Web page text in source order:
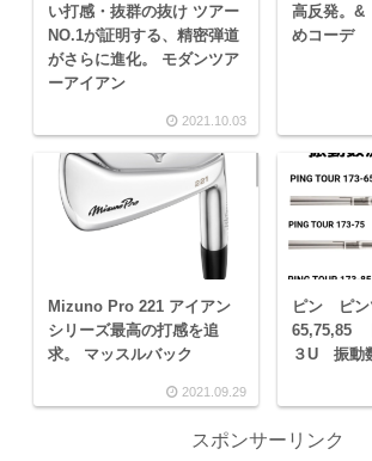
い打感・抜群の抜け ツアー
NO.1が証明する、精密弾道
がさらに進化。 モダンツア
ーアイアン
2021.10.03
高反発。
めコーデ
Mizuno Pro 221 アイアン
シリーズ最高の打感を追
求。 マッスルバック
2021.09.29
ピン ピン
65,75,85
３U 振動
スポンサーリンク